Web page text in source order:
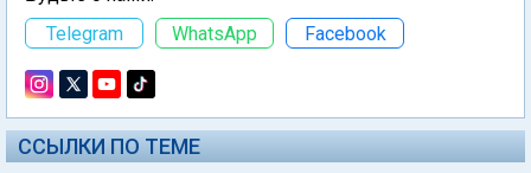
Telegram
WhatsApp Facebook
ССЫЛКИ ПО ТЕМЕ